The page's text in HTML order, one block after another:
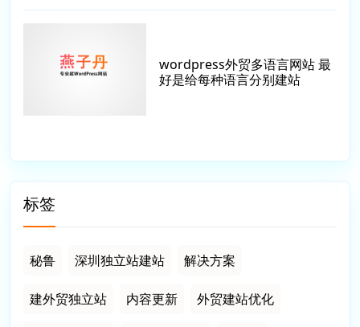
wordpress外贸多语言网站 最
好是给每种语言分别建站
标签
秘鲁 深圳独立站建站 解决方案
建外贸独立站 内容更新 外贸建站优化